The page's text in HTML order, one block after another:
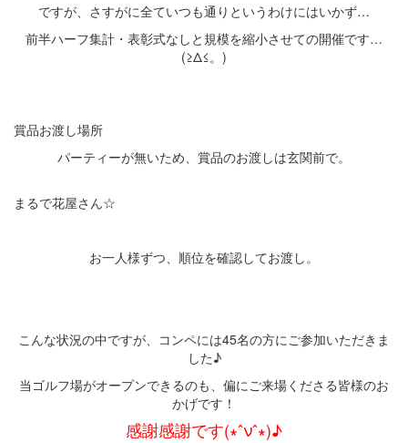
ですが、さすがに全ていつも通りというわけにはいかず…
前半ハーフ集計・表彰式なしと規模を縮小させての開催です…
(≥Δ≤。)
賞品お渡し場所
パーティーが無いため、賞品のお渡しは玄関前で。
まるで花屋さん☆
お一人様ずつ、順位を確認してお渡し。
こんな状況の中ですが、コンペには45名の方にご参加いただきま
した♪
当ゴルフ場がオープンできるのも、偏にご来場くださる皆様のお
かげです！
感謝感謝です(∗ˆνˆ∗)♪